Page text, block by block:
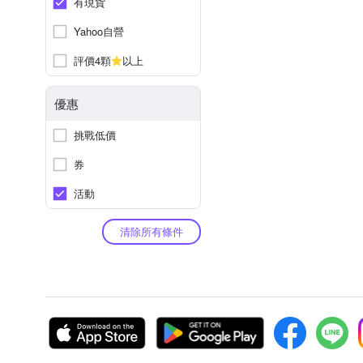
Yahoo自營
評價4顆
以上
優惠
挑戰低價
券
活動
清除所有條件